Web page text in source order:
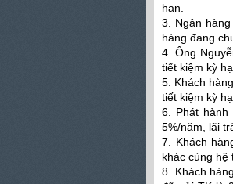
hạn.
3. Ngân
hàng đang
4. Ông
tiết kiệm kỳ
5. Khách
tiết kiệm kỳ
6. Phát hành
5%/năm, lãi
7. Khách
khác cùng hệ
8. Khách